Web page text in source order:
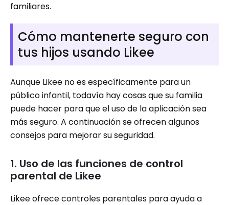
familiares.
Cómo mantenerte seguro con
tus hijos usando Likee
Aunque Likee no es específicamente para un
público infantil, todavía hay cosas que su familia
puede hacer para que el uso de la aplicación sea
más seguro. A continuación se ofrecen algunos
consejos para mejorar su seguridad.
1. Uso de las funciones de control
parental de Likee
Likee ofrece controles parentales para ayuda a